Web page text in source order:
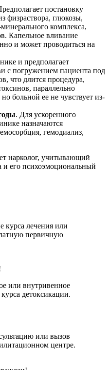
постановку
физраствора, глюкозы,
комплекса,
Капельное вливание
и может проводиться на
и предполагает
с погружением пациента под
что длится процедура,
параллельно
больной ее не чувствует из-
. Для ускоренного
назначаются
гемодиализ,
нарколог, учитывающий
и его психоэмоциональный
курса лечения или
первичную
или внутривенное
детоксикации.
или вызов
центре.